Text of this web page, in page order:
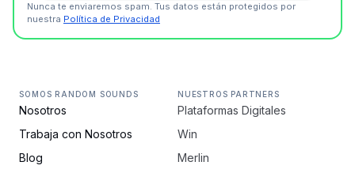
Nunca te enviaremos spam. Tus datos están protegidos por
nuestra Política de Privacidad
SOMOS RANDOM SOUNDS
Nosotros
Trabaja con Nosotros
Blog
NUESTROS PARTNERS
Plataformas Digitales
Win
Merlin